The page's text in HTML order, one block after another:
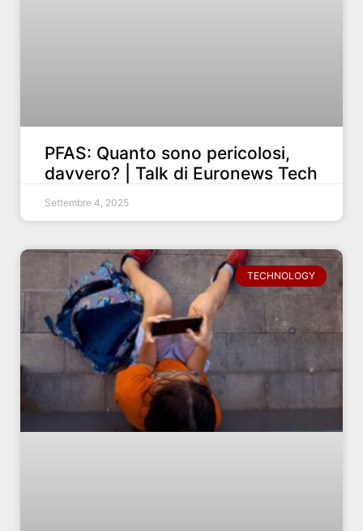
PFAS: Quanto sono pericolosi,
davvero? | Talk di Euronews Tech
Settembre 4, 2025
TECHNOLOGY